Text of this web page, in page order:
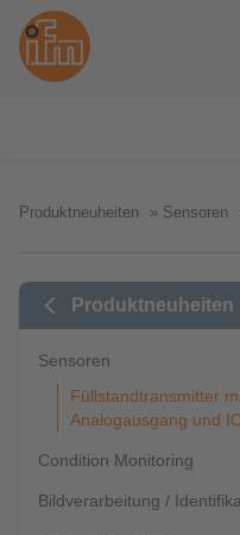
Produktneuheiten Sensoren
Produktneuheiten
Sensoren
Füllstandtransmitter
Analogausgang und
Condition Monitoring
Bildverarbeitung /